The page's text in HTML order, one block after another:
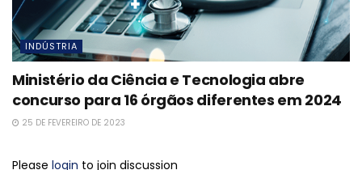
INDÚSTRIA
Ministério da Ciência e Tecnologia abre
concurso para 16 órgãos diferentes em 2024
25 DE FEVEREIRO DE 2023
Please login to join discussion